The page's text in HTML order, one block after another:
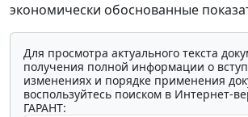
экономически обоснованные
Для просмотра актуального текста
получения полной информации о
изменениях и порядке применения
воспользуйтесь поиском в Интернет-
ГАРАНТ: